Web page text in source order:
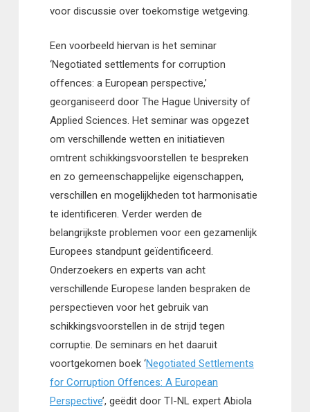
voor discussie over toekomstige wetgeving.
Een voorbeeld hiervan is het seminar
‘Negotiated settlements for corruption
offences: a European perspective,’
georganiseerd door The Hague University of
Applied Sciences. Het seminar was opgezet
om verschillende wetten en initiatieven
omtrent schikkingsvoorstellen te bespreken
en zo gemeenschappelijke eigenschappen,
verschillen en mogelijkheden tot harmonisatie
te identificeren. Verder werden de
belangrijkste problemen voor een gezamenlijk
Europees standpunt geïdentificeerd.
Onderzoekers en experts van acht
verschillende Europese landen bespraken de
perspectieven voor het gebruik van
schikkingsvoorstellen in de strijd tegen
corruptie. De seminars en het daaruit
voortgekomen boek ‘Negotiated Settlements
for Corruption Offences: A European
Perspective’, geëdit door TI-NL expert Abiola